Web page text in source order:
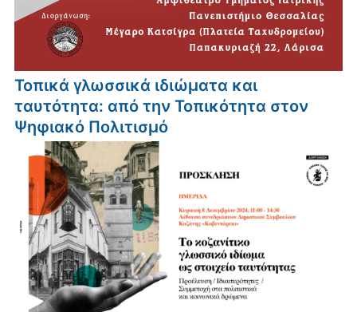
Τοπικά γλωσσικά ιδιώματα και
ταυτότητα: από την Τοπικότητα στον
Ψηφιακό Πολιτισμό